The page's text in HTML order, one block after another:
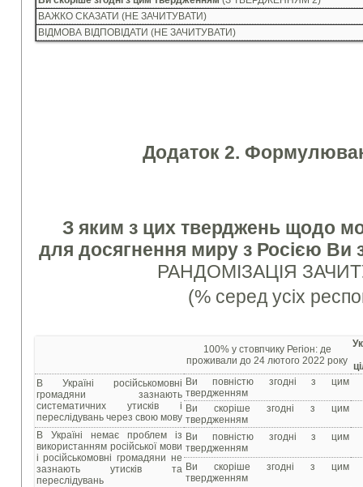
ВАЖКО СКАЗАТИ (НЕ ЗАЧИТУВАТИ)
ВІДМОВА ВІДПОВІДАТИ (НЕ ЗАЧИТУВАТИ)
Додаток 2.
З яким з цих тверджень щодо
для досягнення миру з Росією Ви
РАНДОМІЗАЦІЯ
(% серед усіх
100% у стовпчику Регіон: де
проживали до 24 лютого 2022 року
В Україні російськомовні
громадяни зазнають
систематичних утисків і
переслідувань через свою мову
Ви повністю згодні з цим
твердженням
Ви скоріше згодні з цим
твердженням
В Україні немає проблем із
використанням російської мови
і російськомовні громадяни не
зазнають утисків та
переслідувань
Ви повністю згодні з цим
твердженням
Ви скоріше згодні з цим
твердженням